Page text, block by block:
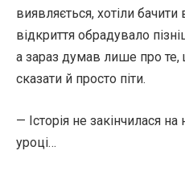
виявляється, хотіли
відкриття обрадувало
а зараз думав лише про те,
сказати й просто піти.
— Історія не закінчилася
уроці…